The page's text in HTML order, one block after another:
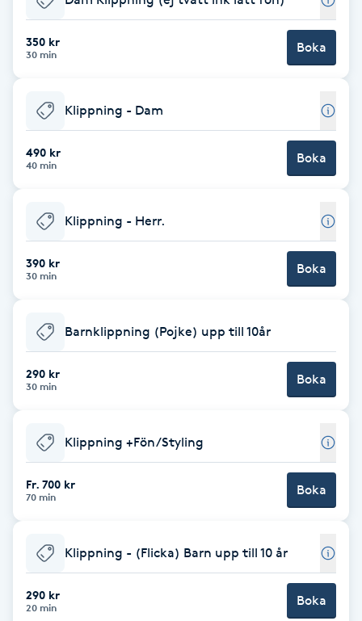
Dermapen
Diamantslipning
E
Enzympeeling
Extensions
Extensions borttagning
Eyeliner-tatuering
Face framing
Fet hårbotten
Fettreducering
Fibromassage
Fillers
Fotmassage
350 kr
30 min Boka
Klippning - Dam
490 kr
40 min Boka
Klippning - Herr.
390 kr
30 min Boka
Barnklippning (Pojke) upp till 10år
290 kr
30 min Boka
Klippning +Fön/Styling
Fr. 700 kr
70 min Boka
Klippning - (Flicka) Barn upp till 10 år
290 kr
20 min Boka